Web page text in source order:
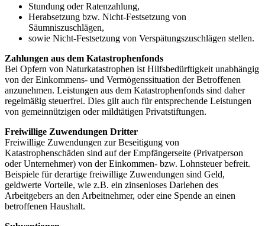
Stundung oder Ratenzahlung,
Herabsetzung bzw. Nicht-Festsetzung von
Säumniszuschlägen,
sowie Nicht-Festsetzung von Verspätungszuschlägen stellen.
Zahlungen aus dem Katastrophenfonds
Bei Opfern von Naturkatastrophen ist Hilfsbedürftigkeit unabhängig
von der Einkommens- und Vermögenssituation der Betroffenen
anzunehmen. Leistungen aus dem Katastrophenfonds sind daher
regelmäßig steuerfrei. Dies gilt auch für entsprechende Leistungen
von gemeinnützigen oder mildtätigen Privatstiftungen.
Freiwillige Zuwendungen Dritter
Freiwillige Zuwendungen zur Beseitigung von
Katastrophenschäden sind auf der Empfängerseite (Privatperson
oder Unternehmer) von der Einkommen- bzw. Lohnsteuer befreit.
Beispiele für derartige freiwillige Zuwendungen sind Geld,
geldwerte Vorteile, wie z.B. ein zinsenloses Darlehen des
Arbeitgebers an den Arbeitnehmer, oder eine Spende an einen
betroffenen Haushalt.